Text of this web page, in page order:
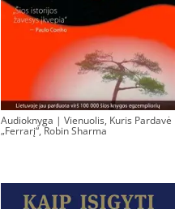
Audioknyga | Vienuolis, Kuris Pardavė
„Ferrarį“, Robin Sharma